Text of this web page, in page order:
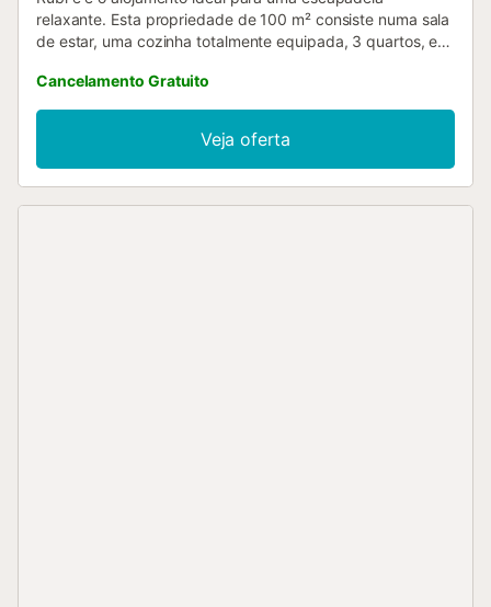
relaxante. Esta propriedade de 100 m² consiste numa sala
de estar, uma cozinha totalmente equipada, 3 quartos, e 1
Outras amenidades incluem Wi-Fi com um espaço de
trabalho dedicado ao escritório em casa, um ventilador,
uma máquina de lavar roupa, assim como TV por cabo.
Está também disponível um berço para bebés. A sua área
exterior privada inclui um terraço aberto e uma varanda.
Cancelamento Gratuito
Veja oferta